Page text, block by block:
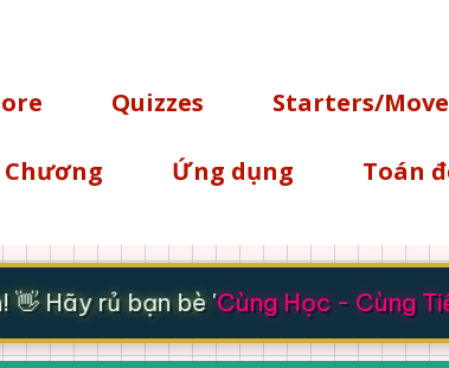
Quizzes Starters/
Chương Ứng dụng Toán
Hãy rủ bạn bè 'Cùng Học - Cùng Tiến